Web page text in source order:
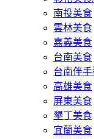
南投美食
雲林美食
嘉義美食
台南美食
台南伴手
高雄美食
屏東美食
墾丁美食
宜蘭美食